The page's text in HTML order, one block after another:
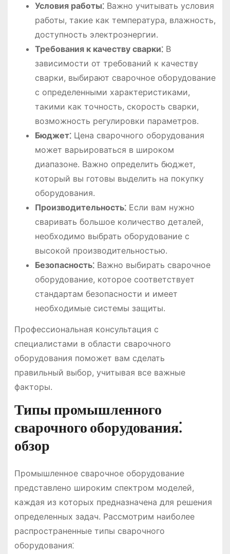
Условия работы⁚Важно учитывать условия
работы, такие как температура, влажность,
доступность электроэнергии.
Требования к качеству сварки⁚В
зависимости от требований к качеству
сварки, выбирают сварочное оборудование
с определенными характеристиками,
такими как точность, скорость сварки,
возможность регулировки параметров.
Бюджет⁚Цена сварочного оборудования
может варьироваться в широком
диапазоне. Важно определить бюджет,
который вы готовы выделить на покупку
оборудования.
Производительность⁚Если вам нужно
сваривать большое количество деталей,
необходимо выбрать оборудование с
высокой производительностью.
Безопасность⁚Важно выбирать сварочное
оборудование, которое соответствует
стандартам безопасности и имеет
необходимые системы защиты.
Профессиональная консультация с
специалистами в области сварочного
оборудования поможет вам сделать
правильный выбор, учитывая все важные
факторы.
Типы промышленного
сварочного оборудования⁚
обзор
Промышленное сварочное оборудование
представлено широким спектром моделей,
каждая из которых предназначена для решения
определенных задач. Рассмотрим наиболее
распространенные типы сварочного
оборудования⁚